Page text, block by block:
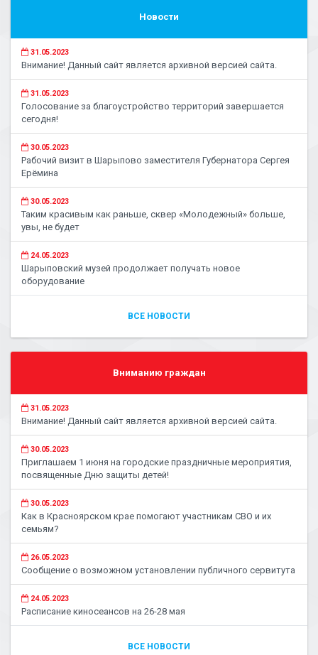
Новости
31.05.2023
Внимание! Данный сайт является архивной версией сайта.
31.05.2023
Голосование за благоустройство территорий завершается
сегодня!
30.05.2023
Рабочий визит в Шарыпово заместителя Губернатора Сергея
Ерёмина
30.05.2023
Таким красивым как раньше, сквер «Молодежный» больше,
увы, не будет
24.05.2023
Шарыповский музей продолжает получать новое
оборудование
ВСЕ НОВОСТИ
Вниманию граждан
31.05.2023
Внимание! Данный сайт является архивной версией сайта.
30.05.2023
Приглашаем 1 июня на городские праздничные мероприятия,
посвященные Дню защиты детей!
30.05.2023
Как в Красноярском крае помогают участникам СВО и их
семьям?
26.05.2023
Сообщение о возможном установлении публичного сервитута
24.05.2023
Расписание киносеансов на 26-28 мая
ВСЕ НОВОСТИ